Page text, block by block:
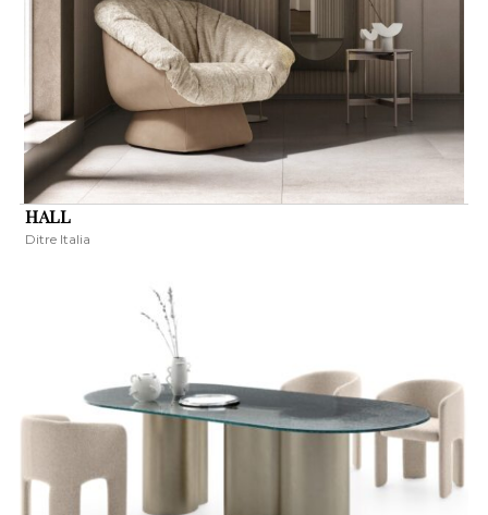
HALL
Ditre Italia